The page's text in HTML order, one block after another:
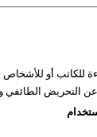
للكاتب أو للأشخاص
عن التحريض الطائفي